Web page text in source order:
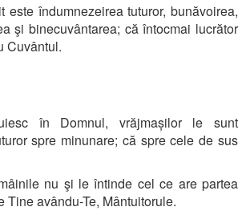
este îndumnezeirea tuturor, bunăvoirea,
şi binecuvântarea; că întocmai lucrător
Cuvântul.
în Domnul, vrăjmașilor le sunt
spre minunare; că spre cele de sus
nu şi le întinde cel ce are partea
Tine avându-Te, Mântuitorule.